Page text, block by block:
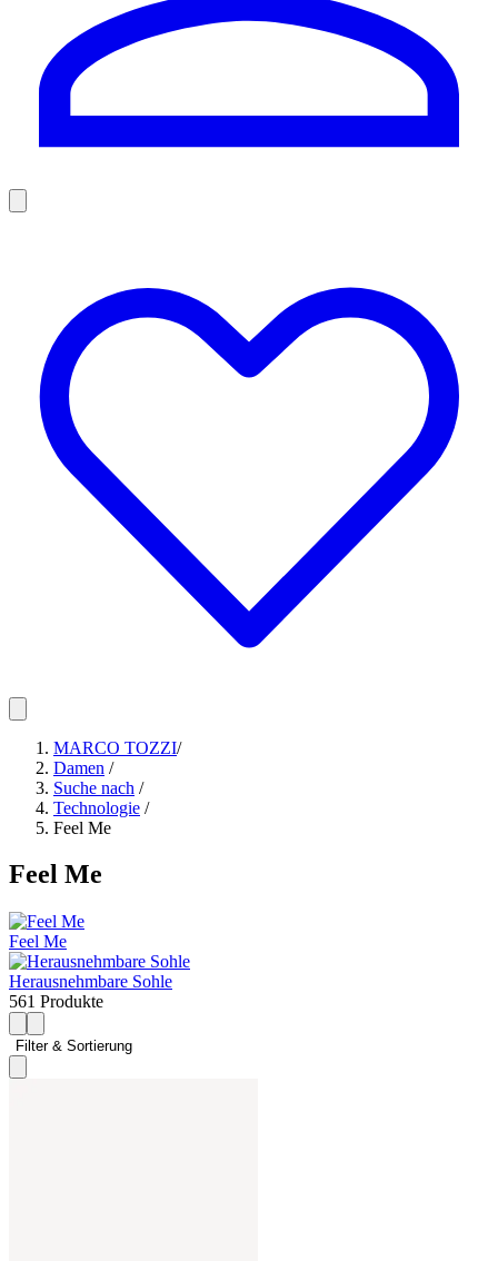
MARCO TOZZI/
Damen /
Suche nach /
Technologie /
Feel Me
Feel Me
Feel Me
Herausnehmbare Sohle
561 Produkte